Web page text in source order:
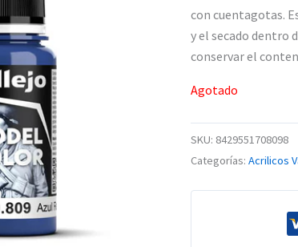
con cuentagotas.
y el secado dentro
conservar el
Agotado
SKU: 8429551708098
Categorías: Acrilicos